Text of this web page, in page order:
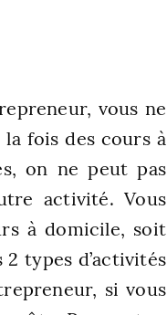
vous ne
fois des cours à
on ne peut pas
activité. Vous
à domicile, soit
types d’activités
si vous